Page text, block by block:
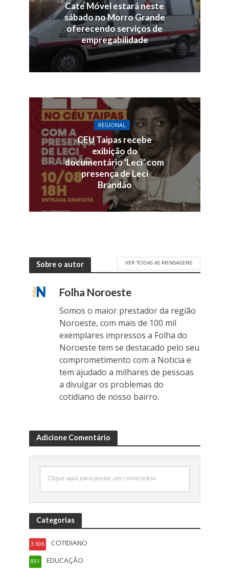
Cate Móvel estará neste
sábado no Morro Grande
oferecendo serviços de
empregabilidade
REGIONAL
CEU Taipas recebe
exibição do
documentário ‘Leci’ com
presença de Leci
Brandão
Sobre o autor VER TODAS AS MENSAGENS
Folha Noroeste
Somos o maior prestador da região
Noroeste, com mais de 100 mil
exemplares impressos a Folha do
Noroeste tem se destacado pelo seu
comprometimento com a Noticia e
tem ajudado a milhares de pessoas
a divulgar os problemas do
cotidiano de nosso bairro.
Adicione Comentário
Clique aqui para postar um comentário
Categorias
COTIDIANO
3.606
EDUCAÇÃO
891